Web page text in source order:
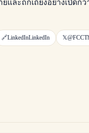
และถกเถียงอย่างเปิดก
🔗LinkedInLinkedIn 𝕏